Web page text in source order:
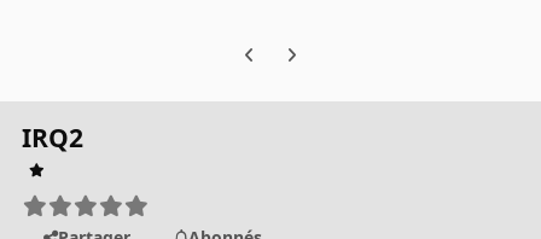
Previous carousel slide
Next carousel slide
IRQ2